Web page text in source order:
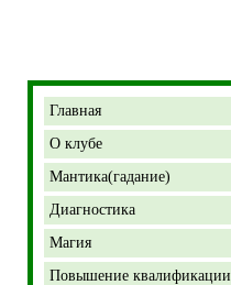
Главная
О клубе
Мантика(гадание)
Диагностика
Магия
Повышение квалификации